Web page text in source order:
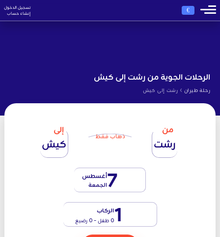
€
تسجيل الدخول
إنشاء حساب
الرحلات الجوية من رشت إلى كيش
رحلة طيران › رشت إلى كيش
من
رشت ذهاب فقط
إلى
كيش
7أغسطس
الجمعة
1الركاب
0 طفل - 0 رضيع